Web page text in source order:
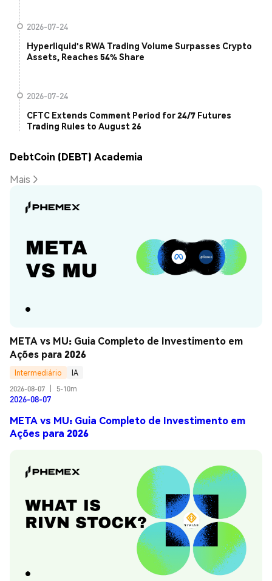
2026-07-24
Hyperliquid's RWA Trading Volume Surpasses Crypto
Assets, Reaches 54% Share
2026-07-24
CFTC Extends Comment Period for 24/7 Futures
Trading Rules to August 26
DebtCoin (DEBT) Academia
Mais
META vs MU: Guia Completo de Investimento em
Ações para 2026
Intermediário
IA
2026-08-07
5-10m
2026-08-07
META vs MU: Guia Completo de Investimento em
Ações para 2026